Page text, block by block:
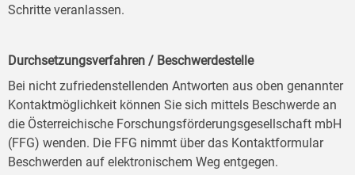
Schritte veranlassen.
Durchsetzungsverfahren / Beschwerdestelle
Bei nicht zufriedenstellenden Antworten aus oben genannter
Kontaktmöglichkeit können Sie sich mittels Beschwerde an
die Österreichische Forschungsförderungsgesellschaft mbH
(FFG) wenden. Die FFG nimmt über das Kontaktformular
Beschwerden auf elektronischem Weg entgegen.